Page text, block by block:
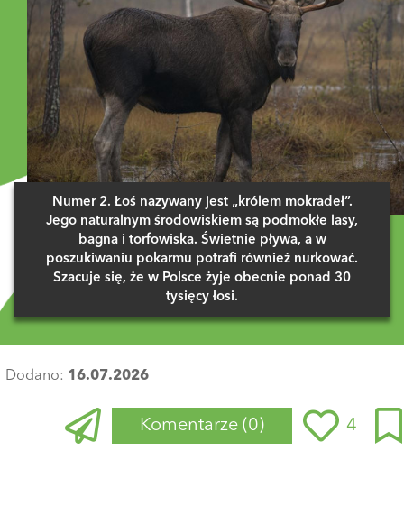
Numer 2. Łoś nazywany jest „królem mokradeł”.
Jego naturalnym środowiskiem są podmokłe lasy,
bagna i torfowiska. Świetnie pływa, a w
poszukiwaniu pokarmu potrafi również nurkować.
Szacuje się, że w Polsce żyje obecnie ponad 30
tysięcy łosi.
Dodano: 16.07.2026
Komentarze (0) 4